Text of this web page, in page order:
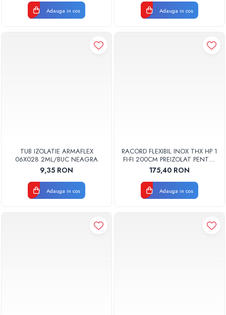
Adauga in cos Adauga in cos
TUB IZOLATIE ARMAFLEX
06X028 2ML/BUC NEAGRA
9,35 RON
Adauga in cos
RACORD FLEXIBIL INOX THX HP 1
FI-FI 200CM PREIZOLAT PENTRU
POMPA DE CALDURA
175,40 RON
Adauga in cos